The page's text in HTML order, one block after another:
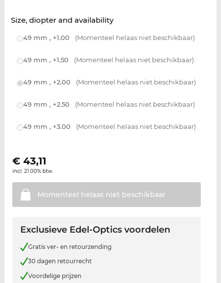
Size, diopter and availability
49 mm , +1.00 (Momenteel helaas niet beschikbaar)
49 mm , +1.50 (Momenteel helaas niet beschikbaar)
49 mm , +2.00 (Momenteel helaas niet beschikbaar)
49 mm , +2.50 (Momenteel helaas niet beschikbaar)
49 mm , +3.00 (Momenteel helaas niet beschikbaar)
€ 43,11
incl. 21.00% btw.
Momenteel helaas niet beschikbaar
Exclusieve Edel-Optics voordelen
Gratis ver- en retourzending
30 dagen retourrecht
Voordelige prijzen